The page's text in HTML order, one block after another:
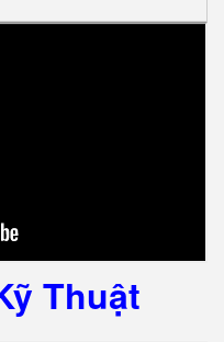
Thuật